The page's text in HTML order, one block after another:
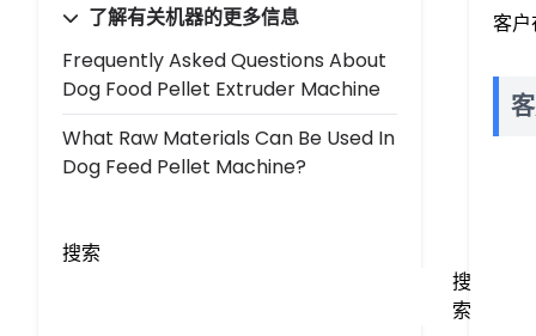
了解有关机器的更多信息
Frequently Asked Questions About
Dog Food Pellet Extruder Machine
What Raw Materials Can Be Used In
Dog Feed Pellet Machine?
搜索
搜
索
客